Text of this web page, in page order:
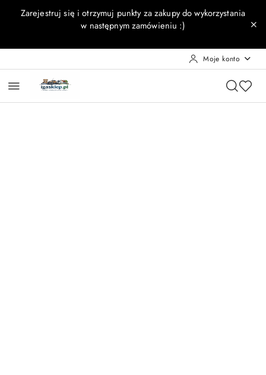
Przejdź do treści głównej
Przejdź do wyszukiwarki
Przejdź do moje konto
Przejdź do menu głównego
Przejdź do opisu produktu
Przejdź do stopki
Zarejestruj się i otrzymuj punkty za zakupy do wykorzystania
w następnym zamówieniu :)
Moje konto